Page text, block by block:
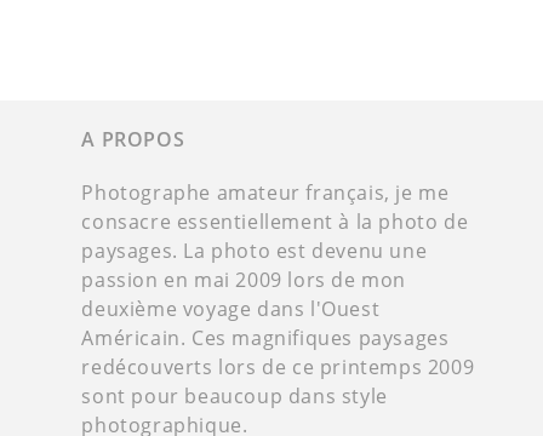
A PROPOS
Photographe amateur français, je me
consacre essentiellement à la photo de
paysages. La photo est devenu une
passion en mai 2009 lors de mon
deuxième voyage dans l'Ouest
Américain. Ces magnifiques paysages
redécouverts lors de ce printemps 2009
sont pour beaucoup dans style
photographique.